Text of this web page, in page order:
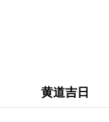
黄道吉日